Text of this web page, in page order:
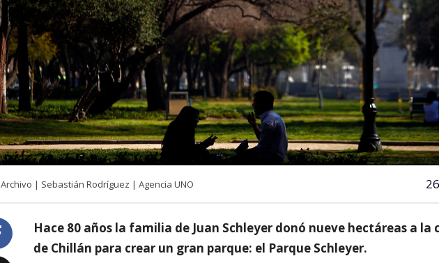
Archivo | Sebastián Rodríguez | Agencia UNO
Hace 80 años la familia de Juan Schleyer donó nueve hectáreas a la
de Chillán para crear un gran parque: el Parque Schleyer.